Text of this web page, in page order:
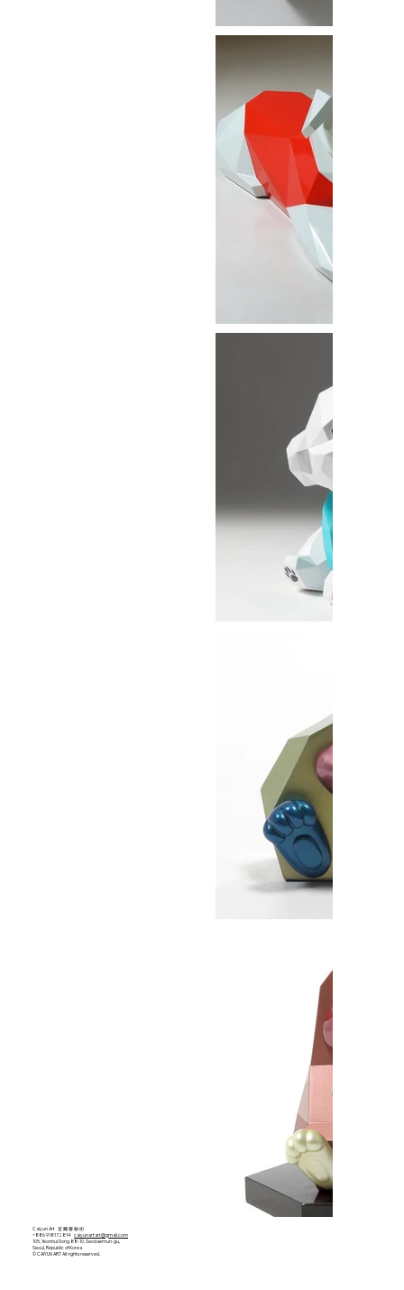
Caiyun Art 首 爾 馨 藝 術
+886 918172814caiyunartart@gmail.com
105, Yeonhui Dong 88-10, Seodaemun-gu,
Seoul, Republic of Korea
© CAIYUN ART All rights reserved.